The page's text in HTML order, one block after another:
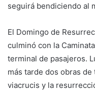
seguirá bendiciendo al
El Domingo de
culminó con la
terminal de pasajeros.
más tarde dos obras
viacrucis y la